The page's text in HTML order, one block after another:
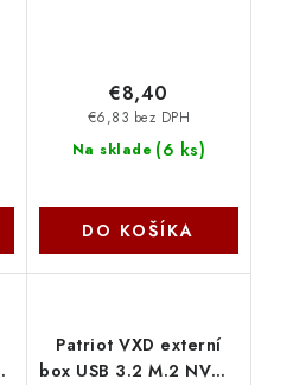
Na sklade (6 ks)
€6,83 bez DPH
€8,40
DO KOŠÍKA
Patriot VXD externí
box USB 3.2 M.2 NVMe